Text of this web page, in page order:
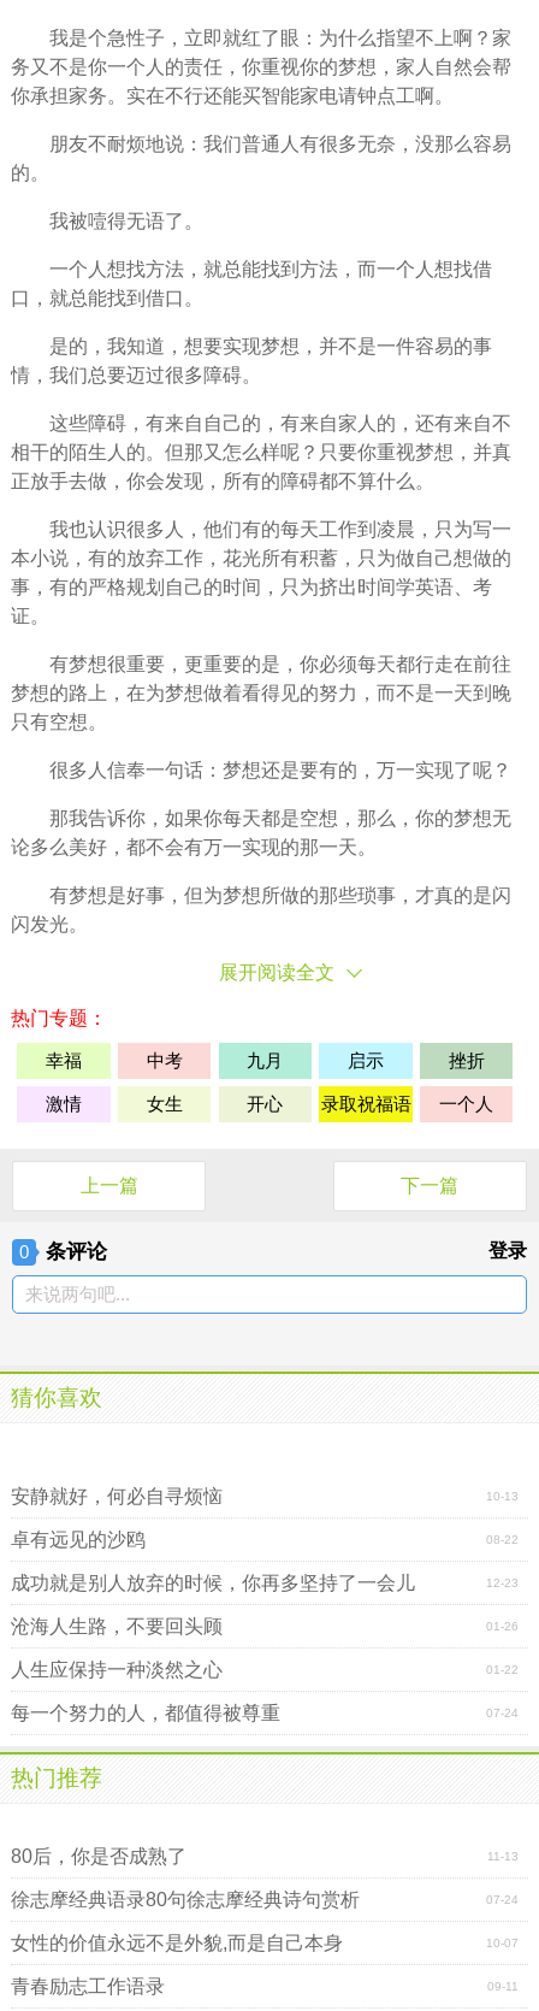
我是个急性子，立即就红了眼：为什么指望不上啊？家
务又不是你一个人的责任，你重视你的梦想，家人自然会帮
你承担家务。实在不行还能买智能家电请钟点工啊。
朋友不耐烦地说：我们普通人有很多无奈，没那么容易
的。
我被噎得无语了。
一个人想找方法，就总能找到方法，而一个人想找借
口，就总能找到借口。
是的，我知道，想要实现梦想，并不是一件容易的事
情，我们总要迈过很多障碍。
这些障碍，有来自自己的，有来自家人的，还有来自不
相干的陌生人 的。但那又怎么样呢？只要你重视梦想，并真
正放手去做，你会发现，所有的障碍都不算什么。
我也认识很多人，他们有的每天工作到凌晨，只为写一
本小说，有的放弃工作，花光所有积蓄，只为做自己想做的
事，有的严格规划自己的时间，只为挤出时间学英语、考
证。
有梦想很重要，更重要的是，你必须每天都行走在前往
梦想的路上，在为梦想做着看得见的努力，而不是一天到晚
只有空想。
很多人信奉一句话：梦想还是要有的，万一实现了呢？
那我告诉你，如果你每天都是空想，那么，你的梦想无
论多么美好，都不会有万一实现的那一天。
有梦想是好事，但为梦想所做的那些琐事，才真的是闪
闪发光。
展开阅读全文
热门专题：
幸福 中考 九月 启示 挫折
激情 女生 开心 录取祝福语 一个人
上一篇 下一篇
0 条评论 登录
来说两句吧...
猜你喜欢
10-13
安静就好，何必自寻烦恼
08-22
卓有远见的沙鸥
12-23
成功就是别人放弃的时候，你再多坚持了一会儿
01-26
沧海人生路，不要回头顾
01-22
人生应保持一种淡然之心
07-24
每一个努力的人，都值得被尊重
热门推荐
11-13
80后，你是否成熟了
07-24
徐志摩经典语录80句徐志摩经典诗句赏析
10-07
女性的价值永远不是外貌,而是自己本身
09-11
青春励志工作语录